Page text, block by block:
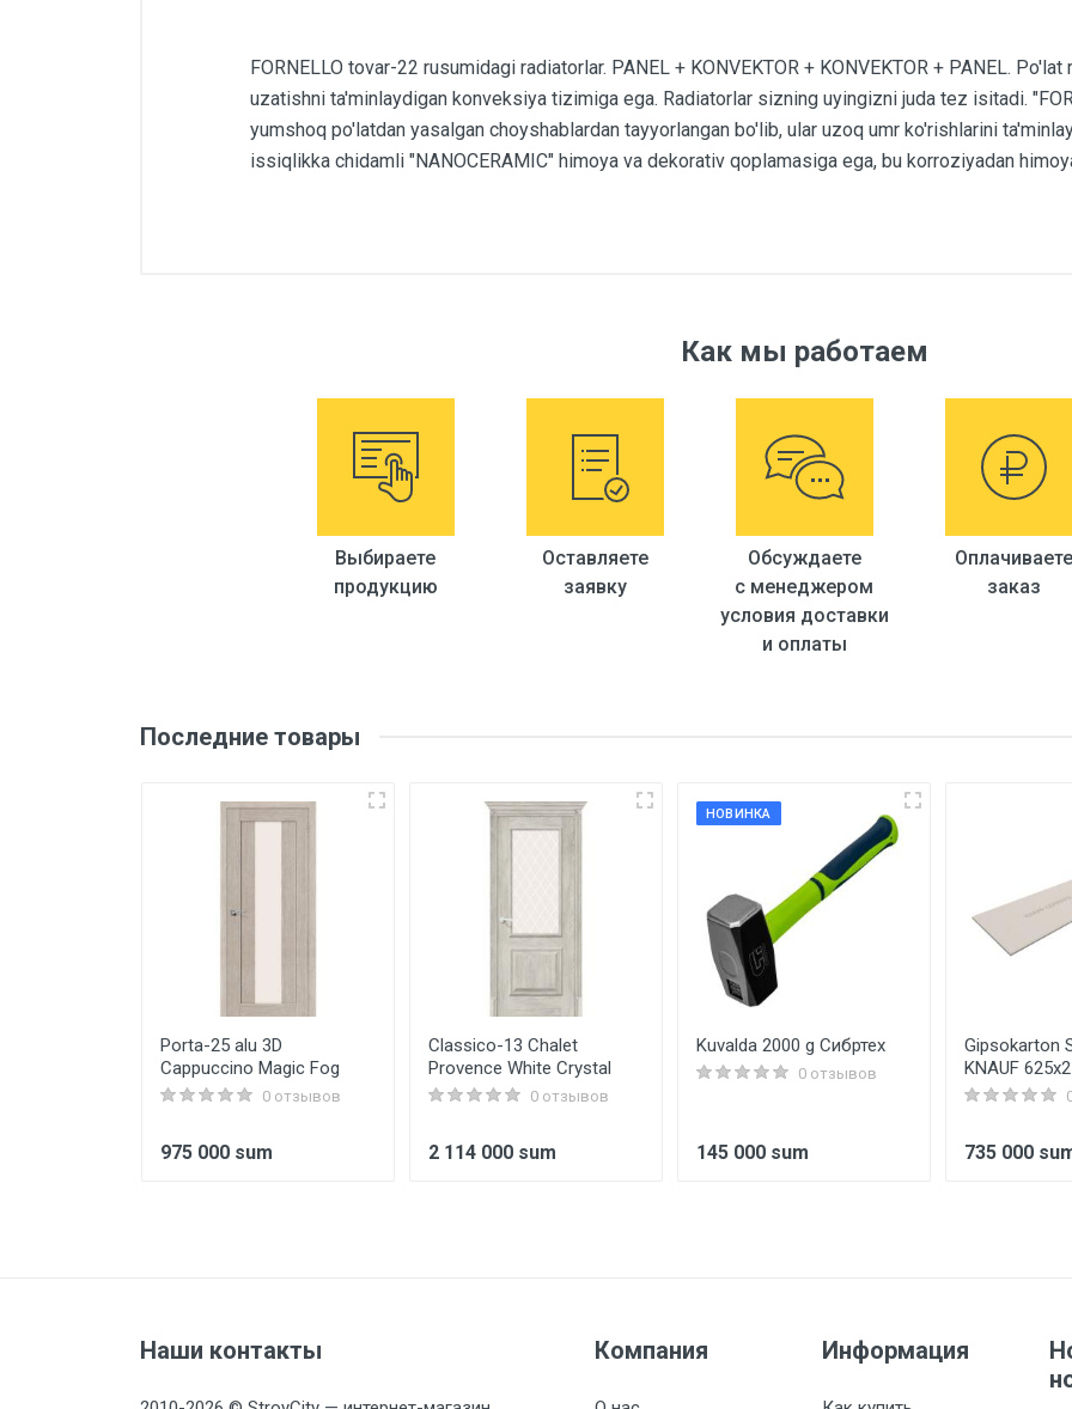
FORNELLO tovar-22 rusumidagi radiatorlar. PANEL + KONVEKTOR + KONVEKTOR + PANEL.
uzatishni ta'minlaydigan konveksiya tizimiga ega. Radiatorlar sizning uyingizni juda tez isitadi.
yumshoq po'latdan yasalgan choyshablardan tayyorlangan bo'lib, ular uzoq umr ko'rishlarini
issiqlikka chidamli "NANOCERAMIC" himoya va dekorativ qoplamasiga ega, bu korroziyadan
1400 mm.
100 mm.
Qo'shimcha ma'lumot
Ulanish
lateral
28.6 kv.m.
120 °C
Suv hajmi
8,26 L
Turi
22 (ikkita konvektorli ikkita panel)
Как мы работаем
Выбираете
продукцию
Оставляете
заявку
Обсуждаете
с менеджером
условия доставки
и оплаты
Оплачиваете
заказ
Последние товары
Porta-25 alu 3D
Cappuccino Magic Fog
0 отзывов
975 000 sum
Classico-13 Chalet
Provence White Crystal
0 отзывов
2 114 000 sum
НОВИНКА
Kuvalda 2000 g Сибртех
0 отзывов
145 000 sum
Gipsokarton
KNAUF
735 000
Наши контакты Компания Информация